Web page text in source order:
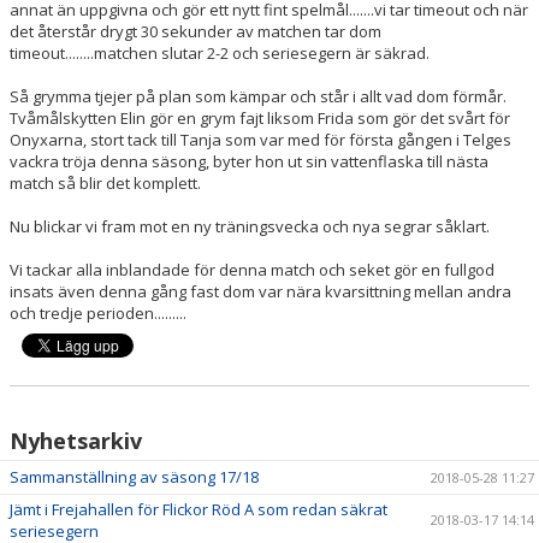
annat än uppgivna och gör ett nytt fint spelmål.......vi tar timeout och när
det återstår drygt 30 sekunder av matchen tar dom
timeout........matchen slutar 2-2 och seriesegern är säkrad.
Så grymma tjejer på plan som kämpar och står i allt vad dom förmår.
Tvåmålskytten Elin gör en grym fajt liksom Frida som gör det svårt för
Onyxarna, stort tack till Tanja som var med för första gången i Telges
vackra tröja denna säsong, byter hon ut sin vattenflaska till nästa
match så blir det komplett.
Nu blickar vi fram mot en ny träningsvecka och nya segrar såklart.
Vi tackar alla inblandade för denna match och seket gör en fullgod
insats även denna gång fast dom var nära kvarsittning mellan andra
och tredje perioden.........
Nyhetsarkiv
Sammanställning av säsong 17/18 2018-05-28 11:27
Jämt i Frejahallen för Flickor Röd A som redan säkrat
seriesegern
2018-03-17 14:14